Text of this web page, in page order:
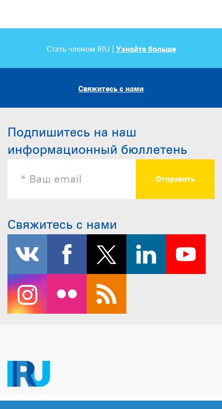
Стать членом IRU | Узнайте больше
Свяжитесь с нами
Подпишитесь на наш
информационный бюллетень
Свяжитесь с нами